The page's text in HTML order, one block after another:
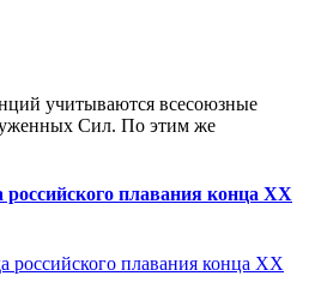
учитываются всесоюзные
Сил. По этим же
плавания конца XX